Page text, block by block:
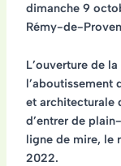
dimanche 9
Rémy-de-
L’ouverture de
l’aboutissement
et architecturale
d’entrer de
ligne de mire, le
2022.